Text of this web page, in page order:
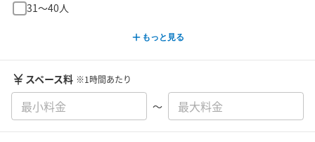
31〜40人
もっと見る
スペース料 ※1時間あたり
〜